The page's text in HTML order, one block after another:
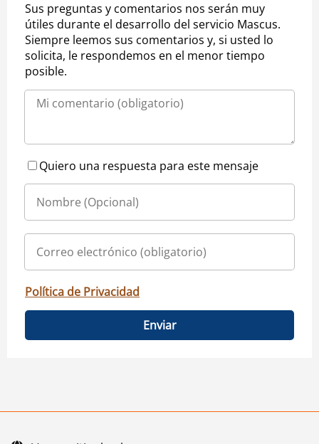
Sus preguntas y comentarios nos serán muy
útiles durante el desarrollo del servicio Mascus.
Siempre leemos sus comentarios y, si usted lo
solicita, le respondemos en el menor tiempo
posible.
Quiero una respuesta para este mensaje
Política de Privacidad
Enviar